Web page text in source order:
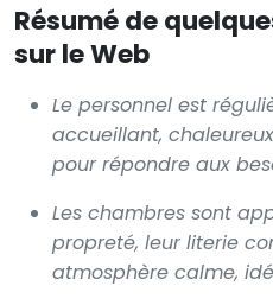
Résumé de
sur le Web
Le personnel est
accueillant,
pour répondre aux
Les chambres sont
propreté, leur literie
atmosphère calme,